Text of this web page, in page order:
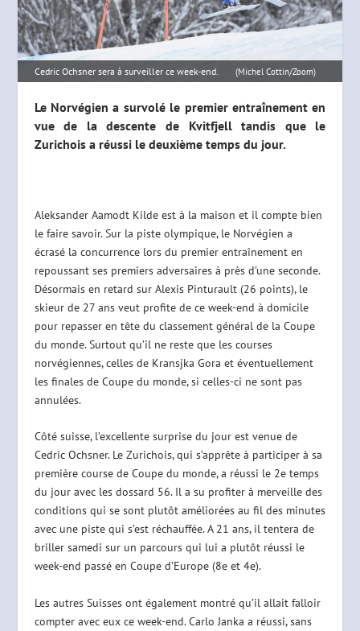
Cedric Ochsner sera à surveiller ce week-end. (Michel Cottin/Zoom)
Le Norvégien a survolé le premier entraînement en
vue de la descente de Kvitfjell tandis que le
Zurichois a réussi le deuxième temps du jour.
Aleksander Aamodt Kilde est à la maison et il compte bien
le faire savoir. Sur la piste olympique, le Norvégien a
écrasé la concurrence lors du premier entraînement en
repoussant ses premiers adversaires à près d’une seconde.
Désormais en retard sur Alexis Pinturault (26 points), le
skieur de 27 ans veut profite de ce week-end à domicile
pour repasser en tête du classement général de la Coupe
du monde. Surtout qu’il ne reste que les courses
norvégiennes, celles de Kransjka Gora et éventuellement
les finales de Coupe du monde, si celles-ci ne sont pas
annulées.
Côté suisse, l’excellente surprise du jour est venue de
Cedric Ochsner. Le Zurichois, qui s’apprête à participer à sa
première course de Coupe du monde, a réussi le 2e temps
du jour avec les dossard 56. Il a su profiter à merveille des
conditions qui se sont plutôt améliorées au fil des minutes
avec une piste qui s’est réchauffée. A 21 ans, il tentera de
briller samedi sur un parcours qui lui a plutôt réussi le
week-end passé en Coupe d’Europe (8e et 4e).
Les autres Suisses ont également montré qu’il allait falloir
compter avec eux ce week-end. Carlo Janka a réussi, sans